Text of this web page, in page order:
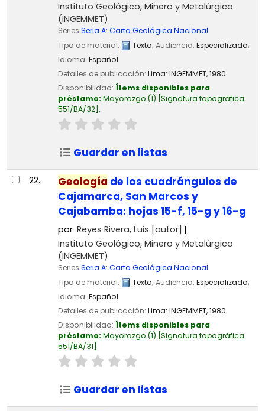
Instituto Geológico, Minero y Metalúrgico
(INGEMMET)
Series Seria A: Carta Geológica Nacional
Tipo de material:
Texto; Audiencia: Especializado;
Idioma: Español
Detalles de publicación: Lima: INGEMMET,1980
Disponibilidad: Ítems disponibles para
préstamo: Mayorazgo (1) Signatura topográfica:
551/BA/32 .
Guardar en listas
22. Geología de los cuadrángulos de
Cajamarca, San Marcos y
Cajabamba: hojas 15-f, 15-g y 16-g
por Reyes Rivera, Luis [autor]
Instituto Geológico, Minero y Metalúrgico
(INGEMMET)
Series Seria A: Carta Geológica Nacional
Tipo de material:
Texto; Audiencia: Especializado;
Idioma: Español
Detalles de publicación: Lima: INGEMMET,1980
Disponibilidad: Ítems disponibles para
préstamo: Mayorazgo (1) Signatura topográfica:
551/BA/31 .
Guardar en listas